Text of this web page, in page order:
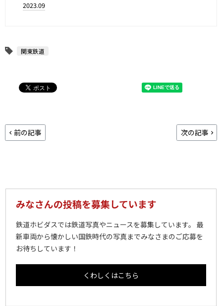
2023.09
関東鉄道
前の記事 次の記事
みなさんの投稿を募集しています
鉄道ホビダスでは鉄道写真やニュースを募集しています。 最
新車両から懐かしい国鉄時代の写真までみなさまのご応募を
お待ちしています！
くわしくはこちら